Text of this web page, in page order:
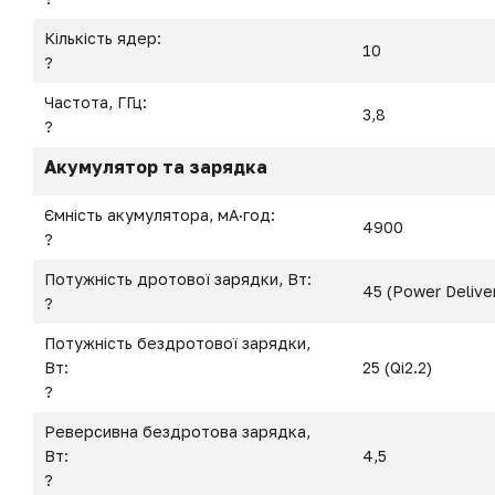
Кількість ядер:
?
10
Частота, ГГц:
?
3,8
Акумулятор та зарядка
Ємність акумулятора, мА·год:
?
4900
Потужність дротової зарядки, Вт:
?
45 (Power
Потужність бездротової зарядки,
Вт:
?
25 (Qi2.2)
Реверсивна бездротова зарядка,
Вт:
?
4,5